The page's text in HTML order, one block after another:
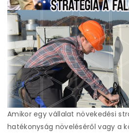
Amikor egy vállalat növekedési
hatékonyság növeléséről vagy a